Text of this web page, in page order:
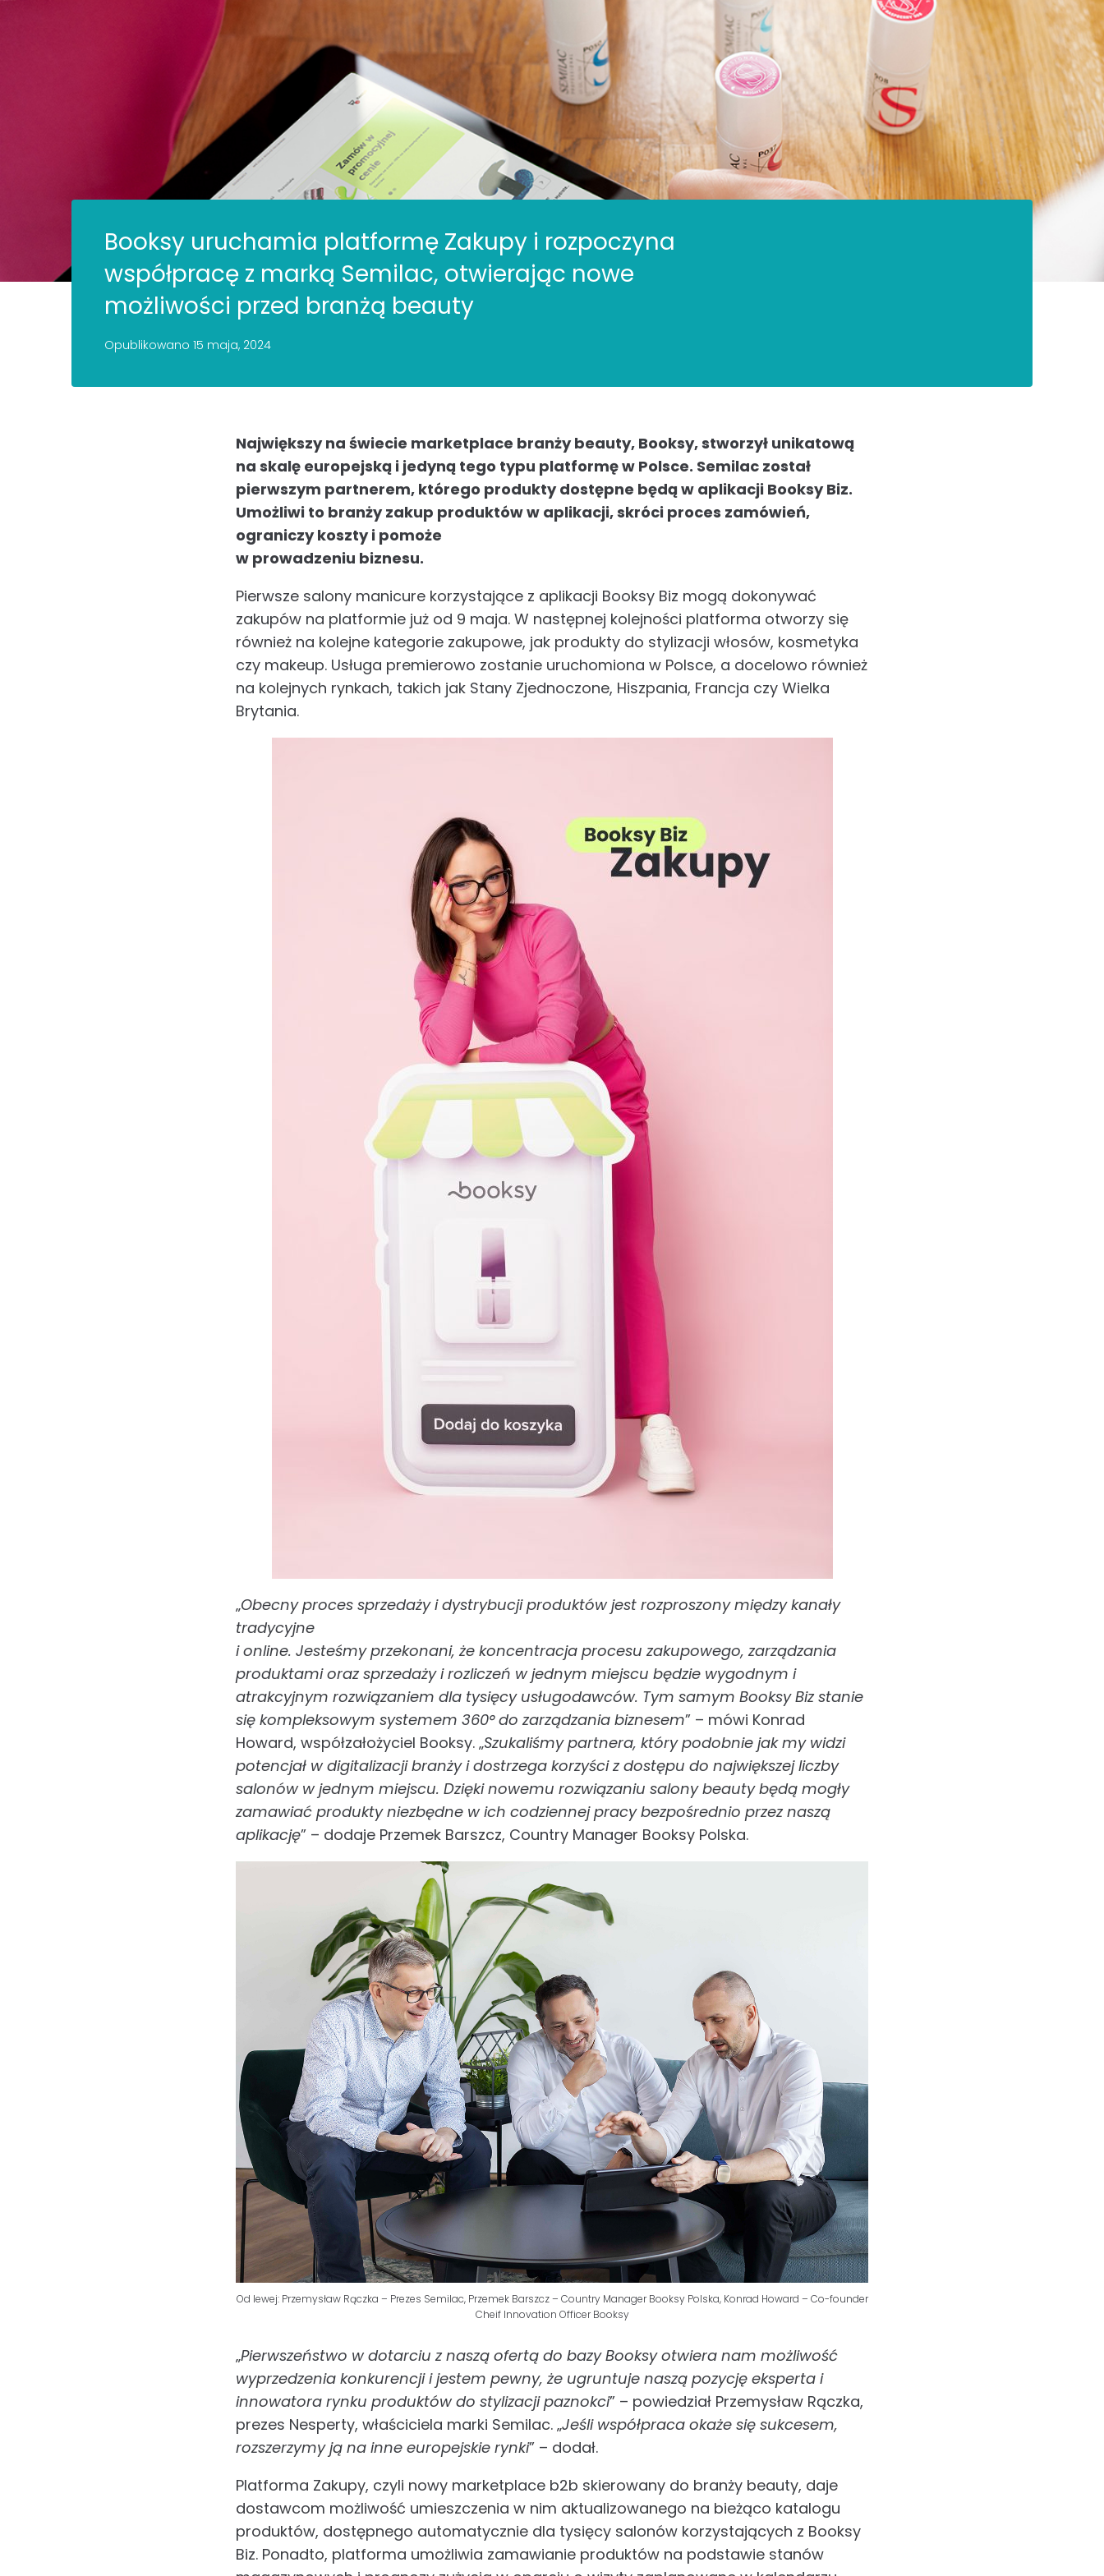
Booksy uruchamia platformę Zakupy i rozpoczyna
współpracę z marką Semilac, otwierając nowe
możliwości przed branżą beauty
Opublikowano 15 maja, 2024
Największy na świecie marketplace branży beauty, Booksy, stworzył unikatową
na skalę europejską i jedyną tego typu platformę w Polsce. Semilac został
pierwszym partnerem, którego produkty dostępne będą w aplikacji Booksy Biz.
Umożliwi to branży zakup produktów w aplikacji, skróci proces zamówień,
ograniczy koszty i pomoże
w prowadzeniu biznesu.
Pierwsze salony manicure korzystające z aplikacji Booksy Biz mogą dokonywać
zakupów na platformie już od 9 maja. W następnej kolejności platforma otworzy się
również na kolejne kategorie zakupowe, jak produkty do stylizacji włosów, kosmetyka
czy makeup. Usługa premierowo zostanie uruchomiona w Polsce, a docelowo również
na kolejnych rynkach, takich jak Stany Zjednoczone, Hiszpania, Francja czy Wielka
Brytania.
„Obecny proces sprzedaży i dystrybucji produktów jest rozproszony między kanały
tradycyjne
i online. Jesteśmy przekonani, że koncentracja procesu zakupowego, zarządzania
produktami oraz sprzedaży i rozliczeń w jednym miejscu będzie wygodnym i
atrakcyjnym rozwiązaniem dla tysięcy usługodawców. Tym samym Booksy Biz stanie
się kompleksowym systemem 360° do zarządzania biznesem” – mówi Konrad
Howard, współzałożyciel Booksy. „Szukaliśmy partnera, który podobnie jak my widzi
potencjał w digitalizacji branży i dostrzega korzyści z dostępu do największej liczby
salonów w jednym miejscu. Dzięki nowemu rozwiązaniu salony beauty będą mogły
zamawiać produkty niezbędne w ich codziennej pracy bezpośrednio przez naszą
aplikację” – dodaje Przemek Barszcz, Country Manager Booksy Polska.
Od lewej: Przemysław Rączka – Prezes Semilac, Przemek Barszcz – Country Manager Booksy Polska, Konrad Howard – Co-founder
Cheif Innovation Officer Booksy
„Pierwszeństwo w dotarciu z naszą ofertą do bazy Booksy otwiera nam możliwość
wyprzedzenia konkurencji i jestem pewny, że ugruntuje naszą pozycję eksperta i
innowatora rynku produktów do stylizacji paznokci” – powiedział Przemysław Rączka,
prezes Nesperty, właściciela marki Semilac. „Jeśli współpraca okaże się sukcesem,
rozszerzymy ją na inne europejskie rynki” – dodał.
Platforma Zakupy, czyli nowy marketplace b2b skierowany do branży beauty, daje
dostawcom możliwość umieszczenia w nim aktualizowanego na bieżąco katalogu
produktów, dostępnego automatycznie dla tysięcy salonów korzystających z Booksy
Biz. Ponadto, platforma umożliwia zamawianie produktów na podstawie stanów